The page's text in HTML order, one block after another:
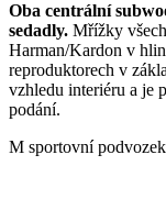
Oba centrální
sedadly. Mřížky
Harman/Kardon v
reproduktorech v
vzhledu interiéru a je
podání.
M sportovní podvozek